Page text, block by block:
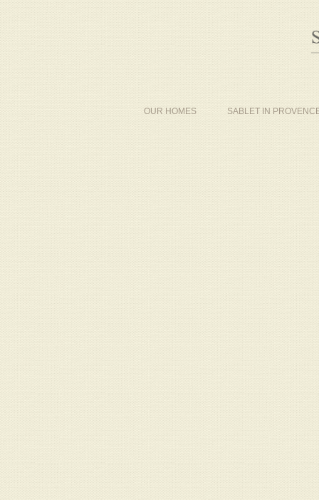
OUR HOMES SABLET IN